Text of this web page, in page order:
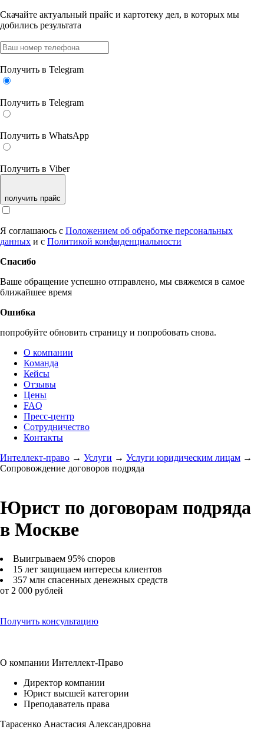
Скачайте актуальный прайс и картотеку дел, в которых мы
добились результата
Получить в Telegram
Получить в Telegram
Получить в WhatsApp
Получить в Viber
получить прайс
Я соглашаюсь с Положением об обработке персональных
данных и с Политикой конфиденциальности
Спасибо
Ваше обращение успешно отправлено, мы свяжемся в самое
ближайшее время
Ошибка
попробуйте обновить страницу и попробовать снова.
О компании
Команда
Кейсы
Отзывы
Цены
FAQ
Пресс-центр
Сотрудничество
Контакты
Интеллект-право → Услуги → Услуги юридическим лицам →
Сопровождение договоров подряда
Юрист по договорам подряда
в Москве
Выигрываем 95% споров
15 лет защищаем интересы клиентов
357 млн спасенных денежных средств
от 2 000 рублей
Получить консультацию
О компании Интеллект-Право
Директор компании
Юрист высшей категории
Преподаватель права
Тарасенко Анастасия Александровна